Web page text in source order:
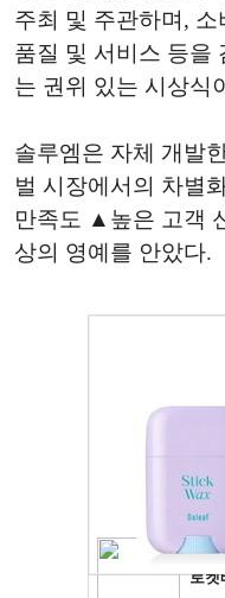
주최 및 주관하며,
품질 및 서비스 등을
는 권위 있는 시상식
솔루엠은 자체 개발
벌 시장에서의 차별
만족도 ▲높은 고객
상의 영예를 안았다.